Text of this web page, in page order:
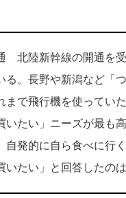
北陸新幹線の開通を受
る。長野や新潟など「
まで飛行機を使ってい
いたい」ニーズが最も
自発的に自ら食べに行
たい」と回答したの